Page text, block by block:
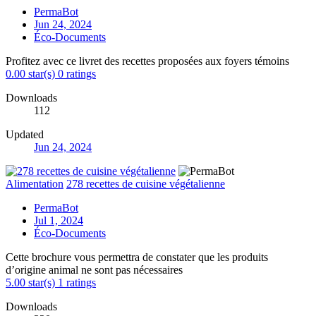
PermaBot
Jun 24, 2024
Éco-Documents
Profitez avec ce livret des recettes proposées aux foyers témoins
0.00 star(s) 0 ratings
Downloads
112
Updated
Jun 24, 2024
Alimentation 278 recettes de cuisine végétalienne
PermaBot
Jul 1, 2024
Éco-Documents
Cette brochure vous permettra de constater que les produits
d’origine animal ne sont pas nécessaires
5.00 star(s) 1 ratings
Downloads